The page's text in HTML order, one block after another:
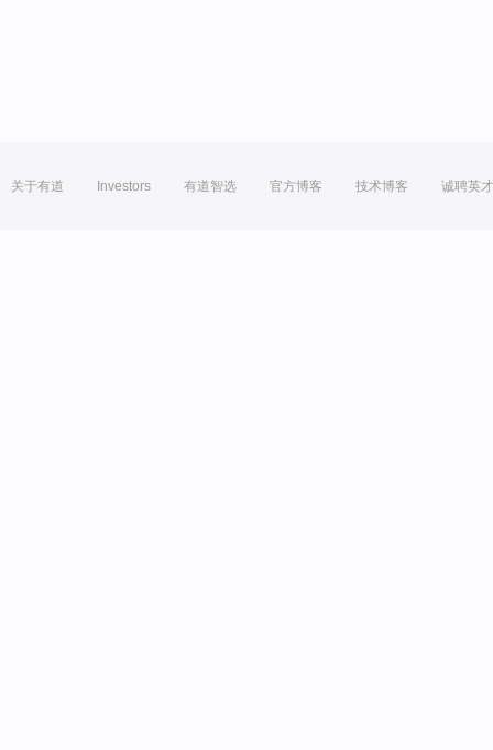
关于有道 Investors 有道智选 官方博客 技术博客 诚聘英才